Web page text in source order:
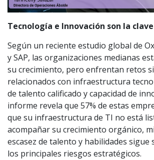
Tecnología e Innovación son la
Según un reciente estudio global de
y SAP, las organizaciones medianas
su crecimiento, pero enfrentan retos
relacionados con infraestructura
de talento calificado y capacidad de
informe revela que 57% de estas
que su infraestructura de TI no está
acompañar su crecimiento orgánico,
escasez de talento y habilidades sigue
los principales riesgos estratégicos.